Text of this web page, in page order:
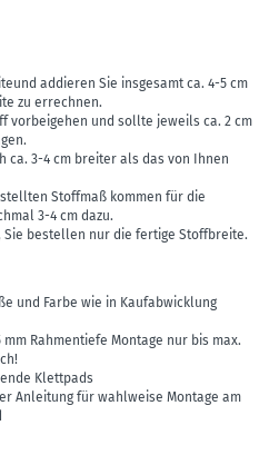
addieren Sie insgesamt ca. 4-5 cm
zu errechnen.
vorbeigehen und sollte jeweils ca. 2 cm
ca. 3-4 cm breiter als das von Ihnen
Stoffmaß kommen für die
3-4 cm dazu.
Sie bestellen nur die fertige Stoffbreite.
und Farbe wie in Kaufabwicklung
Rahmentiefe Montage nur bis max.
Klettpads
Anleitung für wahlweise Montage am